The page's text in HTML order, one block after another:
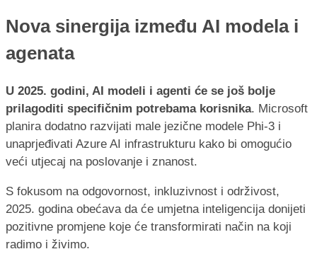
Nova sinergija između AI modela i
agenata
U 2025. godini, AI modeli i agenti će se još bolje
prilagoditi specifičnim potrebama korisnika. Microsoft
planira dodatno razvijati male jezične modele Phi-3 i
unaprjeđivati Azure AI infrastrukturu kako bi omogućio
veći utjecaj na poslovanje i znanost.
S fokusom na odgovornost, inkluzivnost i održivost,
2025. godina obećava da će umjetna inteligencija donijeti
pozitivne promjene koje će transformirati način na koji
radimo i živimo.